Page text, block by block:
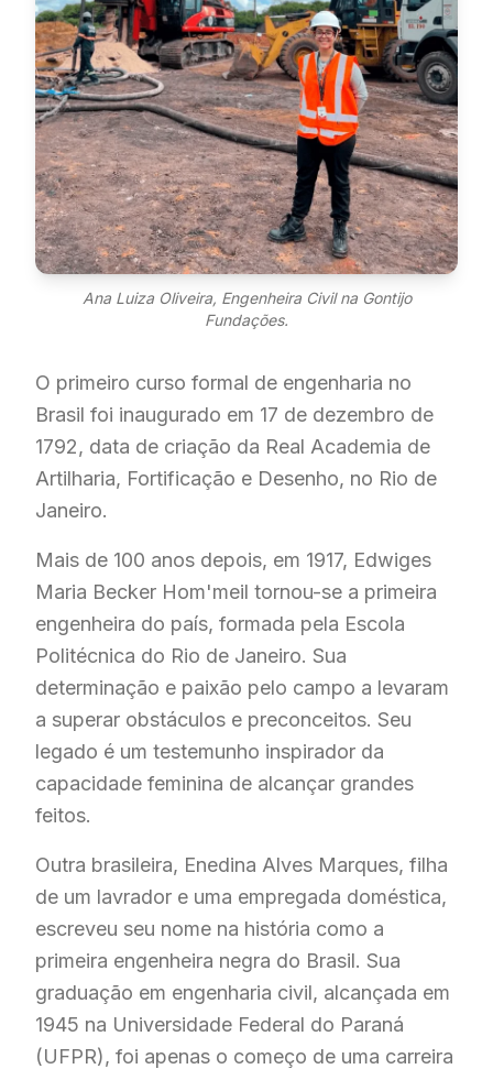
Ana Luiza Oliveira, Engenheira Civil na Gontijo
Fundações.
O primeiro curso formal de engenharia no
Brasil foi inaugurado em 17 de dezembro de
1792, data de criação da Real Academia de
Artilharia, Fortificação e Desenho, no Rio de
Janeiro.
Mais de 100 anos depois, em 1917, Edwiges
Maria Becker Hom'meil tornou-se a primeira
engenheira do país, formada pela Escola
Politécnica do Rio de Janeiro. Sua
determinação e paixão pelo campo a levaram
a superar obstáculos e preconceitos. Seu
legado é um testemunho inspirador da
capacidade feminina de alcançar grandes
feitos.
Outra brasileira, Enedina Alves Marques, filha
de um lavrador e uma empregada doméstica,
escreveu seu nome na história como a
primeira engenheira negra do Brasil. Sua
graduação em engenharia civil, alcançada em
1945 na Universidade Federal do Paraná
(UFPR), foi apenas o começo de uma carreira